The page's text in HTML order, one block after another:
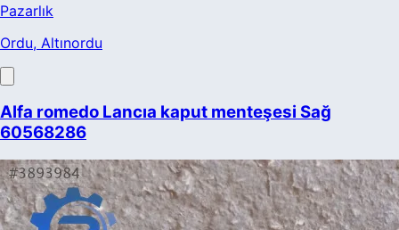
Pazarlık
Ordu, Altınordu
Alfa romedo Lancıa kaput menteşesi Sağ
60568286